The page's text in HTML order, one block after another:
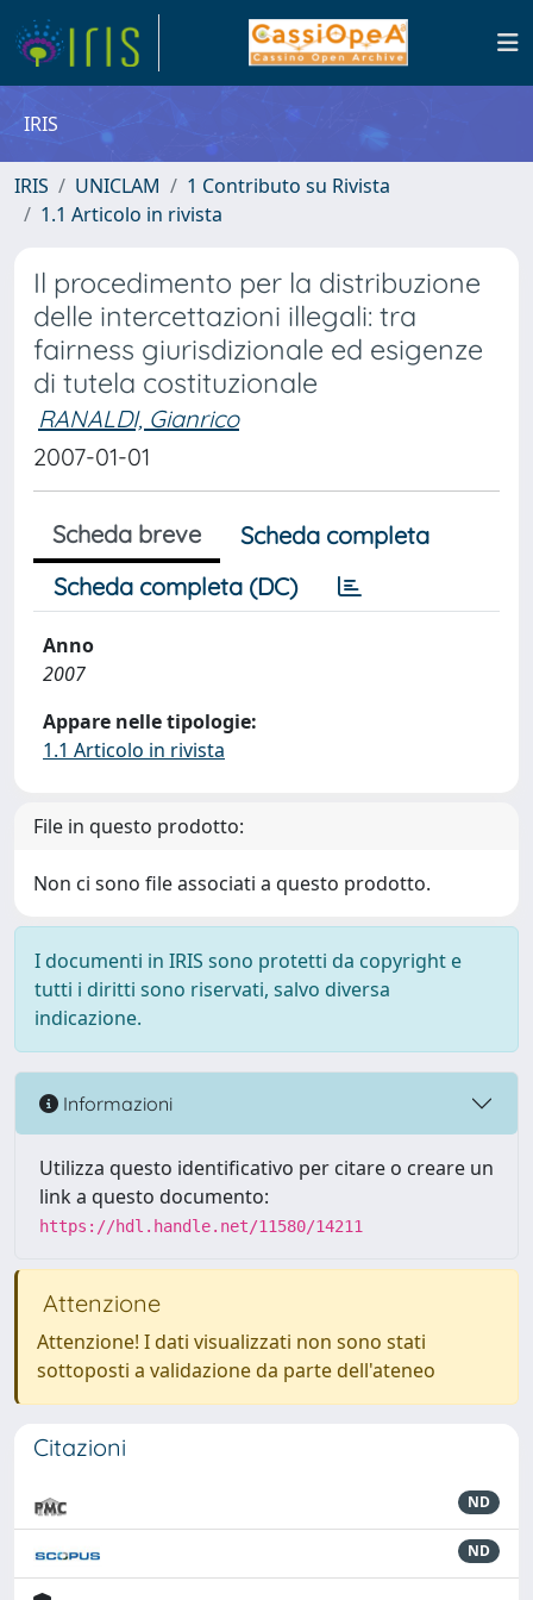
IRIS
IRIS UNICLAM
1 Contributo su Rivista
1.1 Articolo in rivista
Il procedimento per la distribuzione
delle intercettazioni illegali: tra
fairness giurisdizionale ed esigenze
di tutela costituzionale
RANALDI, Gianrico
2007-01-01
Scheda breve
Scheda completa
Scheda completa (DC)
Anno
2007
Appare nelle tipologie:
1.1 Articolo in rivista
File in questo prodotto:
Non ci sono file associati a questo prodotto.
I documenti in IRIS sono protetti da copyright e
tutti i diritti sono riservati, salvo diversa
indicazione.
Informazioni
Utilizza questo identificativo per citare o creare un
link a questo documento:
https://hdl.handle.net/11580/14211
Attenzione
Attenzione! I dati visualizzati non sono stati
sottoposti a validazione da parte dell'ateneo
Citazioni
ND
ND